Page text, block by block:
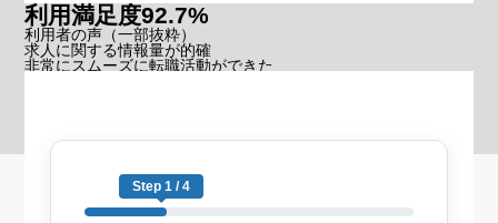
利用満足度92.7%
利用者の声 （一部抜粋）
求人に関する情報量が的確
非常にスムーズに転職活動ができた
Step 1 / 4